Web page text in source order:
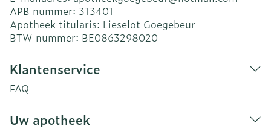
APB nummer: 313401
Apotheek titularis: Lieselot Goegebeur
BTW nummer: BE0863298020
Klantenservice
FAQ
Uw apotheek